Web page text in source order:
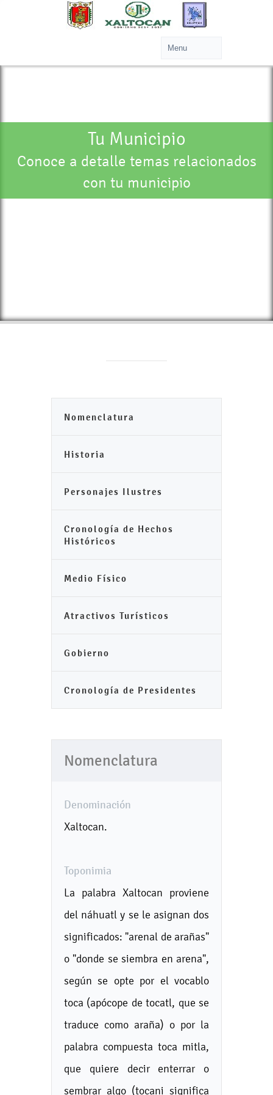
Tu Municipio
Conoce a detalle temas relacionados
con tu municipio
Nomenclatura
Historia
Personajes Ilustres
Cronología de Hechos
Históricos
Medio Físico
Atractivos Turísticos
Gobierno
Cronología de Presidentes
Nomenclatura
Denominación
Xaltocan.
Toponimia
La palabra Xaltocan proviene
del náhuatl y se le asignan dos
significados: "arenal de arañas"
o "donde se siembra en arena",
según se opte por el vocablo
toca (apócope de tocatl, que se
traduce como araña) o por la
palabra compuesta toca mitla,
que quiere decir enterrar o
sembrar algo (tocani significa